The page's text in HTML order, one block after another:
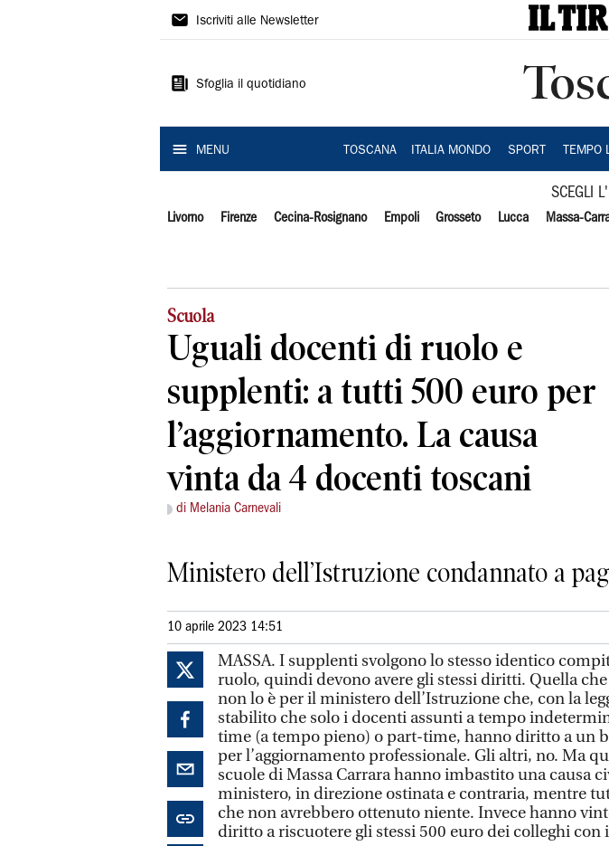
Il
Iscriviti alle Newsletter
Sfoglia il quotidiano
MENU TOSCANA ITALIA MONDO SPORT TEMPO
SCEGLI
Livorno Firenze Cecina-Rosignano Empoli Grosseto Lucca Massa-
Scuola
Uguali docenti di ruolo e
supplenti: a tutti 500 euro per
l’aggiornamento. La causa
vinta da 4 docenti toscani
di Melania Carnevali
Ministero dell’Istruzione condannato a
10 aprile 2023 14:51
MASSA. I supplenti svolgono lo stesso identico
ruolo, quindi devono avere gli stessi diritti. Quella che
non lo è per il ministero dell’Istruzione che, con la
stabilito che solo i docenti assunti a tempo
time (a tempo pieno) o part-time, hanno diritto a un
per l’aggiornamento professionale. Gli altri, no. Ma
scuole di Massa Carrara hanno imbastito una causa
ministero, in direzione ostinata e contraria, mentre
che non avrebbero ottenuto niente. Invece hanno
diritto a riscuotere gli stessi 500 euro dei colleghi con